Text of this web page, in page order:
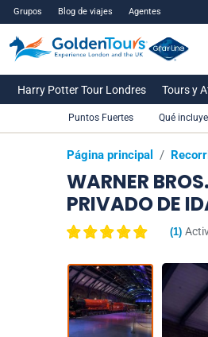
Grupos Blog de viajes Agentes
Harry Potter Tour Londres Tours y
Página principal /
WARNER
PRIVADO DE
(1)
Puntos Fuertes Qué incluye